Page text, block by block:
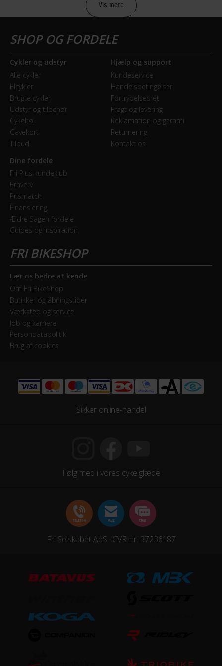
BREMSER
Bagbremse
Hydraulisk skivebremse
Forbremse
Hydraulisk skivebremse
GEAR
Bagskifter
Shimano 105
Drivlinje
Kædetræk
Forskifter
Shimano 105
Frontklinger
2x - Double
Geargruppe
Shimano 105
Geartype
Udvendige gear
Shimano CS-R7000 11sp 11-32T
Shimano Tommelskifter
HJUL & DÆK
Vis mere
Cykler og udstyr
Alle cykler
Elcykler
Brugte cykler
Udstyr og tilbehør
Cykeltøj
Gavekort
Tilbud
Hjælp og support
Kundeservice
Handelsbetingelser
Fortrydelsesret
Fragt og levering
Reklamation og garanti
Returnering
Kontakt os
Dine fordele
Fri Plus kundeklub
Erhverv
Prismatch
Finansiering
Ældre Sagen fordele
Guides og inspiration
Lær os bedre at kende
Om Fri BikeShop
Butikker og åbningstider
Værksted og service
Job og karriere
Persondatapolitik
Brug af cookies
Sikker online-handel
Følg med i vores cykelglæde
Fri Selskabet ApS · CVR-nr. 37236187